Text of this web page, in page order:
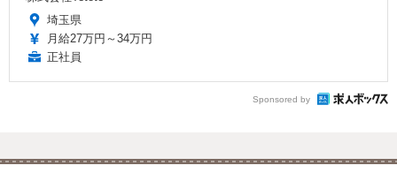
埼玉県
月給27万円～34万円
正社員
Sponsored by